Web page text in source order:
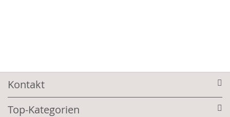
Kontakt
Top-Kategorien